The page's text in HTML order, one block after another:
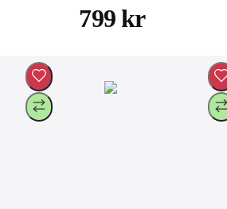
USB-A/SD,
799 kr